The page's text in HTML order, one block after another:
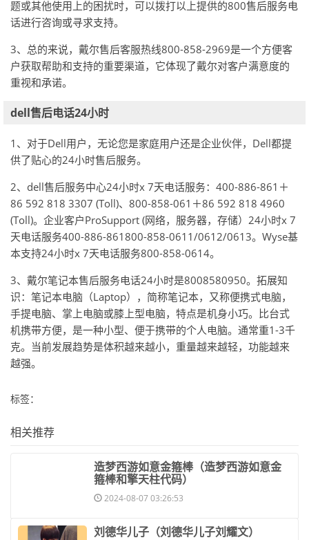
题或其他使用上的困扰时，可以拨打以上提供的800售后服务电
话进行咨询或寻求支持。
3、总的来说，戴尔售后客服热线800-858-2969是一个方便客
户获取帮助和支持的重要渠道，它体现了戴尔对客户满意度的
重视和承诺。
dell售后电话24小时
1、对于Dell用户，无论您是家庭用户还是企业伙伴，Dell都提
供了贴心的24小时售后服务。
2、dell售后服务中心24小时x 7天电话服务：400-886-861＋
86 592 818 3307 (Toll)、800-858-061＋86 592 818 4960
(Toll)。企业客户ProSupport (网络，服务器，存储）24小时x 7
天电话服务400-886-861800-858-0611/0612/0613。Wyse基
本支持24小时x 7天电话服务800-858-0614。
3、戴尔笔记本售后服务电话24小时是8008580950。拓展知
识：笔记本电脑（Laptop），简称笔记本，又称便携式电脑，
手提电脑、掌上电脑或膝上型电脑，特点是机身小巧。比台式
机携带方便，是一种小型、便于携带的个人电脑。通常重1-3千
克。当前发展趋势是体积越来越小，重量越来越轻，功能越来
越强。
标签：
相关推荐
​造梦西游如意金箍棒（造梦西游如意金
箍棒和擎天柱代码）
2024-08-07 03:26:53
​刘德华儿子（刘德华儿子刘耀文）